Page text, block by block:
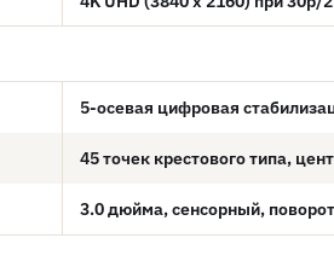
5-осевая цифровая
45 точек крестового типа,
3.0 дюйма, сенсорный,